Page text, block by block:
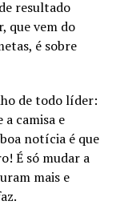
resultado
que vem do
é sobre
de todo líder:
camisa e
notícia é que
É só mudar a
mais e